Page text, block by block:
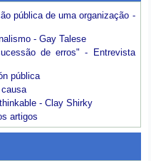
pública de uma organização -
- Gay Talese
de erros" - Entrevista
pública
- Clay Shirky
artigos